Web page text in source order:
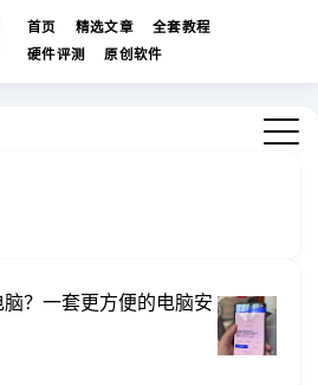
首页 精选文章
全套教程
硬件评测
原创软件
？一套更方便的电脑安